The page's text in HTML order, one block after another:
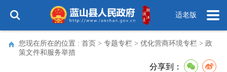
适老版
您现在所在的位置 : 首页 > 专题专栏 > 优化营商环境专栏 > 政
策文件和服务举措
分享到：